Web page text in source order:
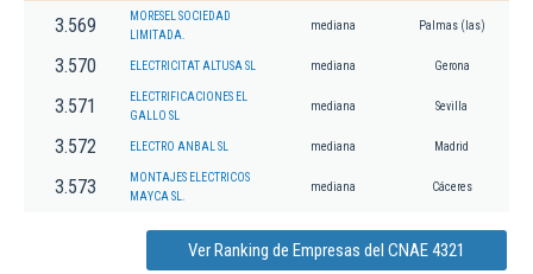
3.569
MORESEL SOCIEDAD
LIMITADA.
mediana Palmas (las)
3.570 ELECTRICITAT ALTUSA SL mediana Gerona
3.571
ELECTRIFICACIONES EL
GALLO SL
mediana Sevilla
3.572 ELECTRO ANBAL SL mediana Madrid
3.573
MONTAJES ELECTRICOS
MAYCA SL.
mediana Cáceres
Ver Ranking de Empresas del CNAE 4321